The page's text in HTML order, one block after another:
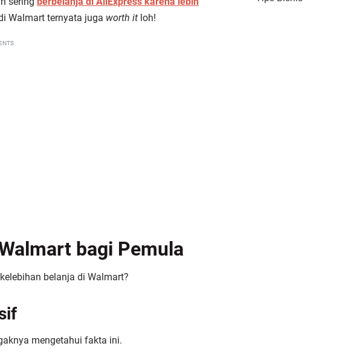
Walmart ternyata juga worth it loh!
bagi Pemula
belanja di Walmart?
mengetahui fakta ini.